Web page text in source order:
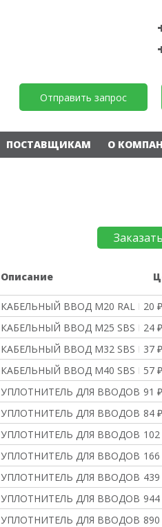
Отправить запрос
ПОСТАВЩИКАМ О
Описание
КАБЕЛЬНЫЙ ВВОД М20 RAL ЦВЕТ
20 ₽
КАБЕЛЬНЫЙ ВВОД М25 SBS ЦВЕТ
24 ₽
КАБЕЛЬНЫЙ ВВОД М32 SBS ЦВЕТ
37 ₽
КАБЕЛЬНЫЙ ВВОД М40 SBS ЦВЕТ
57 ₽
УПЛОТНИТЕЛЬ ДЛЯ ВВОДОВ M12
91 ₽
УПЛОТНИТЕЛЬ ДЛЯ ВВОДОВ M16
84 ₽
УПЛОТНИТЕЛЬ ДЛЯ ВВОДОВ
УПЛОТНИТЕЛЬ ДЛЯ ВВОДОВ
УПЛОТНИТЕЛЬ ДЛЯ ВВОДОВ
УПЛОТНИТЕЛЬ ДЛЯ ВВОДОВ
УПЛОТНИТЕЛЬ ДЛЯ ВВОДОВ